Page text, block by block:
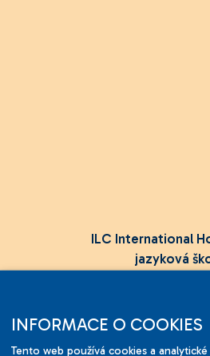
ILC International
jazyková
INFORMACE O COOKIES
Tento web používá cookies a